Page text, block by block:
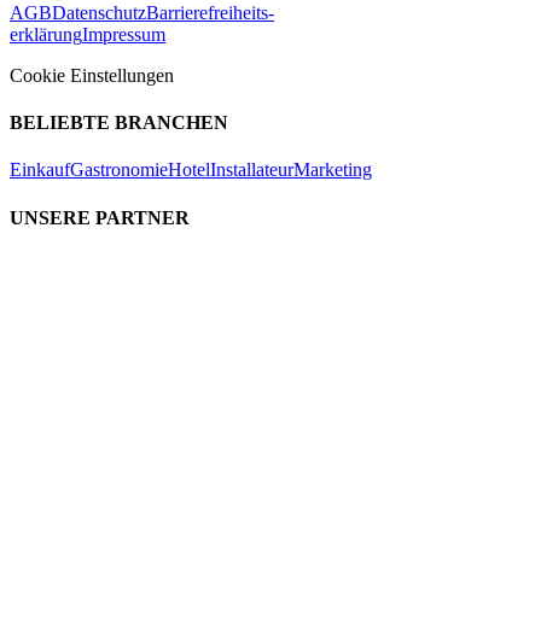
AGBDatenschutzBarrierefreiheits-
erklärungImpressum
Cookie Einstellungen
BELIEBTE BRANCHEN
EinkaufGastronomieHotelInstallateurMarketing
UNSERE PARTNER